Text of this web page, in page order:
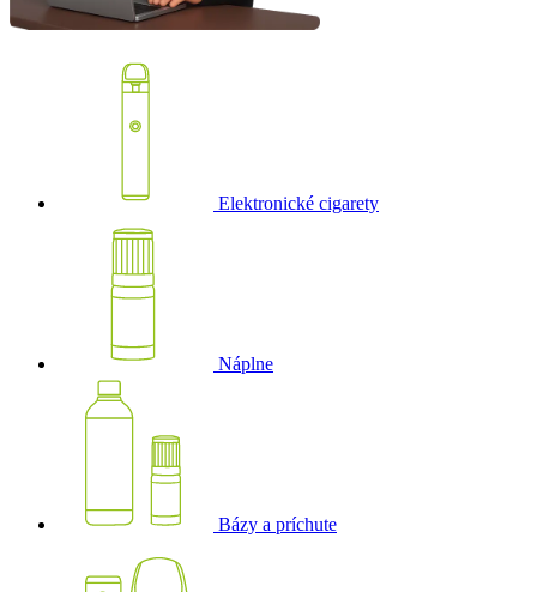
Elektronické cigarety
Náplne
Bázy a príchute